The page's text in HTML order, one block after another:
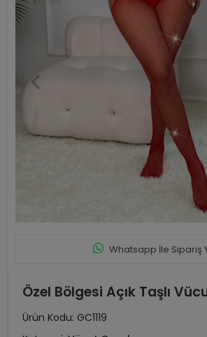
Whatsapp İle Sipariş
Özel Bölgesi Açık Taşlı
Ürün Kodu: GC1119